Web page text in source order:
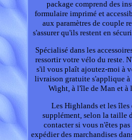
package comprend des
formulaire imprimé et
aux paramètres de couple
s'assurer qu'ils restent en
Spécialisé dans les
ressortir votre vélo du reste.
s'il vous plaît ajoutez-moi à
livraison gratuite s'applique
Wight, à l'île de Man et
Les Highlands et les
supplément, selon la taille
contacter si vous n'êtes
expédier des marchandises